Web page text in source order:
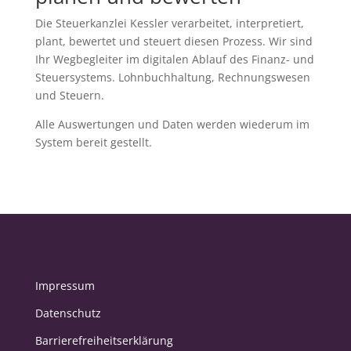
Die Steuerkanzlei Kessler verarbeitet, interpretiert,
plant, bewertet und steuert diesen Prozess. Wir sind
Ihr Wegbegleiter im digitalen Ablauf des Finanz- und
Steuersystems. Lohnbuchhaltung, Rechnungswesen
und Steuern.
Alle Auswertungen und Daten werden wiederum im
System bereit gestellt.
Impressum
Datenschutz
Barrierefreiheitserklärung